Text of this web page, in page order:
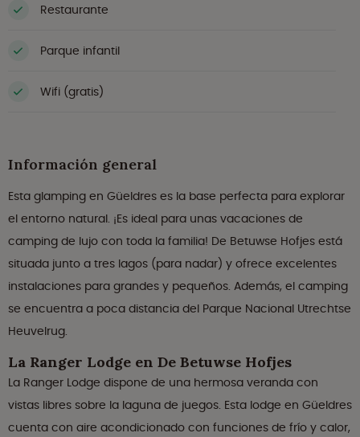
Restaurante
Parque infantil
Wifi (gratis)
Información general
Esta glamping en Güeldres es la base perfecta para explorar
el entorno natural. ¡Es ideal para unas vacaciones de
camping de lujo con toda la familia! De Betuwse Hofjes está
situada junto a tres lagos (para nadar) y ofrece excelentes
instalaciones para grandes y pequeños. Además, el camping
se encuentra a poca distancia del Parque Nacional Utrechtse
Heuvelrug.
La Ranger Lodge en De Betuwse Hofjes
La Ranger Lodge dispone de una hermosa veranda con
vistas libres sobre la laguna de juegos. Esta lodge en Güeldres
cuenta con aire acondicionado con funciones de frío y calor,